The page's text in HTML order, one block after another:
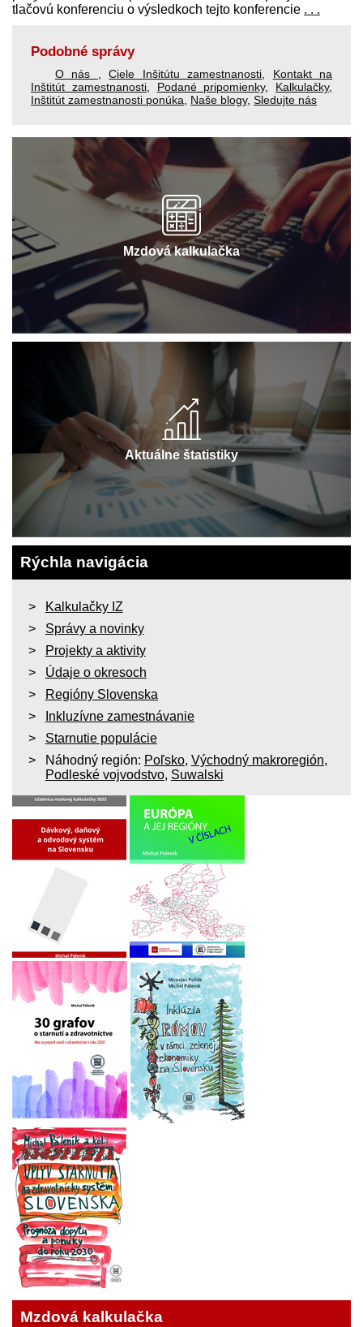
tlačovú konferenciu o výsledkoch tejto konferencie . . .
Podobné správy
O nás ,Ciele Inšitútu zamestnanosti
Kontakt na
Inštitút zamestnanosti, Podané pripomienky, Kalkulačky,
Inštitút zamestnanosti ponúka
Naše blogy, Sledujte nás
Mzdová kalkulačka
Aktuálne štatistiky
Rýchla navigácia
Kalkulačky IZ
Správy a novinky
Projekty a aktivity
Údaje o okresoch
Regióny Slovenska
Inkluzívne zamestnávanie
Starnutie populácie
Náhodný región: Poľsko, Východný makroregión,
Podleské vojvodstvo, Suwalski
Mzdová kalkulačka